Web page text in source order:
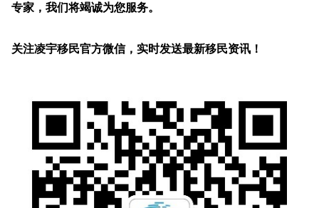
专家，我们将竭诚为您服务。
关注凌宇移民官方微信，实时发送最新移民资讯！